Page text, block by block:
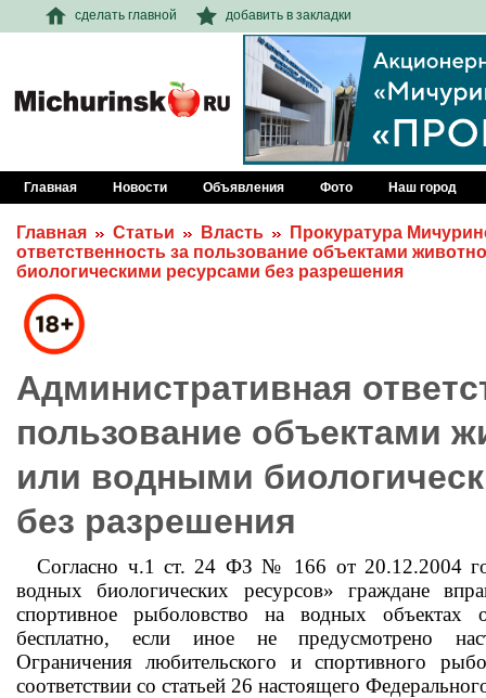
сделать главной добавить в закладки
Главная Новости Объявления Фото Наш город
Главная Статьи Власть
Прокуратура
ответственность за пользование объектами
биологическими ресурсами без разрешения
Административная
пользование объектами
или водными
без разрешения
Согласно ч.1 ст. 24 ФЗ № 166 от 20.12.2004
водных биологических ресурсов» граждане
спортивное рыболовство на водных объектах
бесплатно, если иное не предусмотрено
Ограничения любительского и спортивного
соответствии со статьей 26 настоящего